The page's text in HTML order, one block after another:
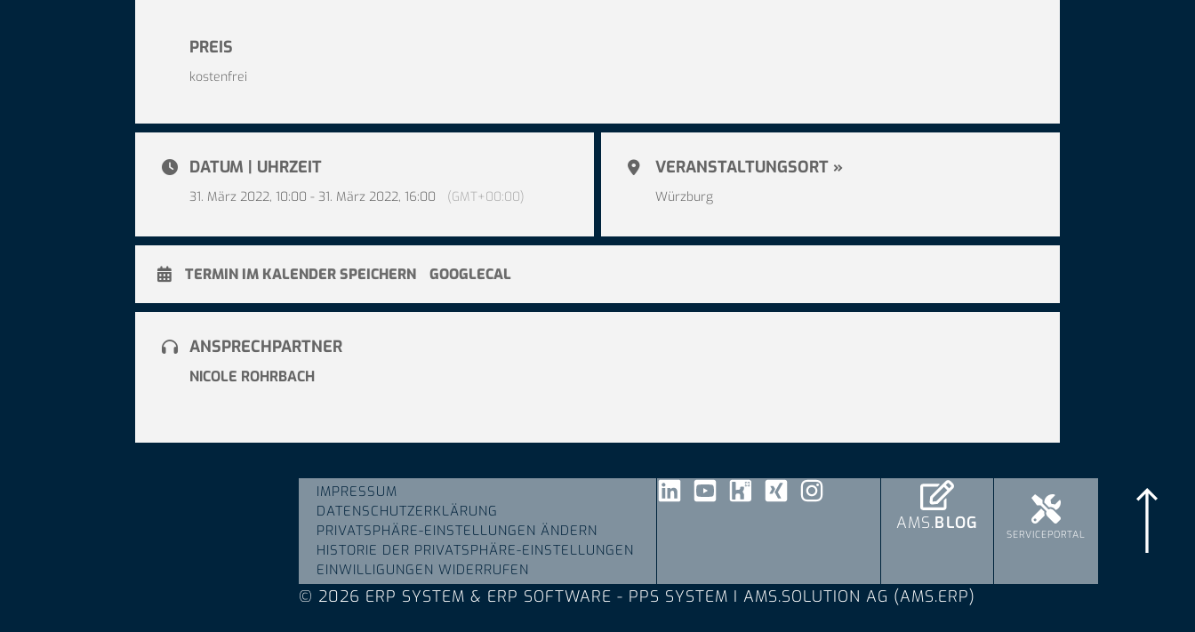
PREIS
kostenfrei
DATUM | UHRZEIT
31. März 2022, 10:00 - 31. März 2022, 16:00 (GMT+00:00)
VERANSTALTUNGSORT »
Würzburg
TERMIN IM KALENDER SPEICHERN GOOGLECAL
ANSPRECHPARTNER
NICOLE ROHRBACH
IMPRESSUM
DATENSCHUTZERKLÄRUNG
PRIVATSPHÄRE-EINSTELLUNGEN ÄNDERN
HISTORIE DER PRIVATSPHÄRE-EINSTELLUNGEN
EINWILLIGUNGEN WIDERRUFEN
AMS.BLOG
SERVICEPORTAL
© 2026 ERP SYSTEM & ERP SOFTWARE - PPS SYSTEM I AMS.SOLUTION AG (AMS.ERP)